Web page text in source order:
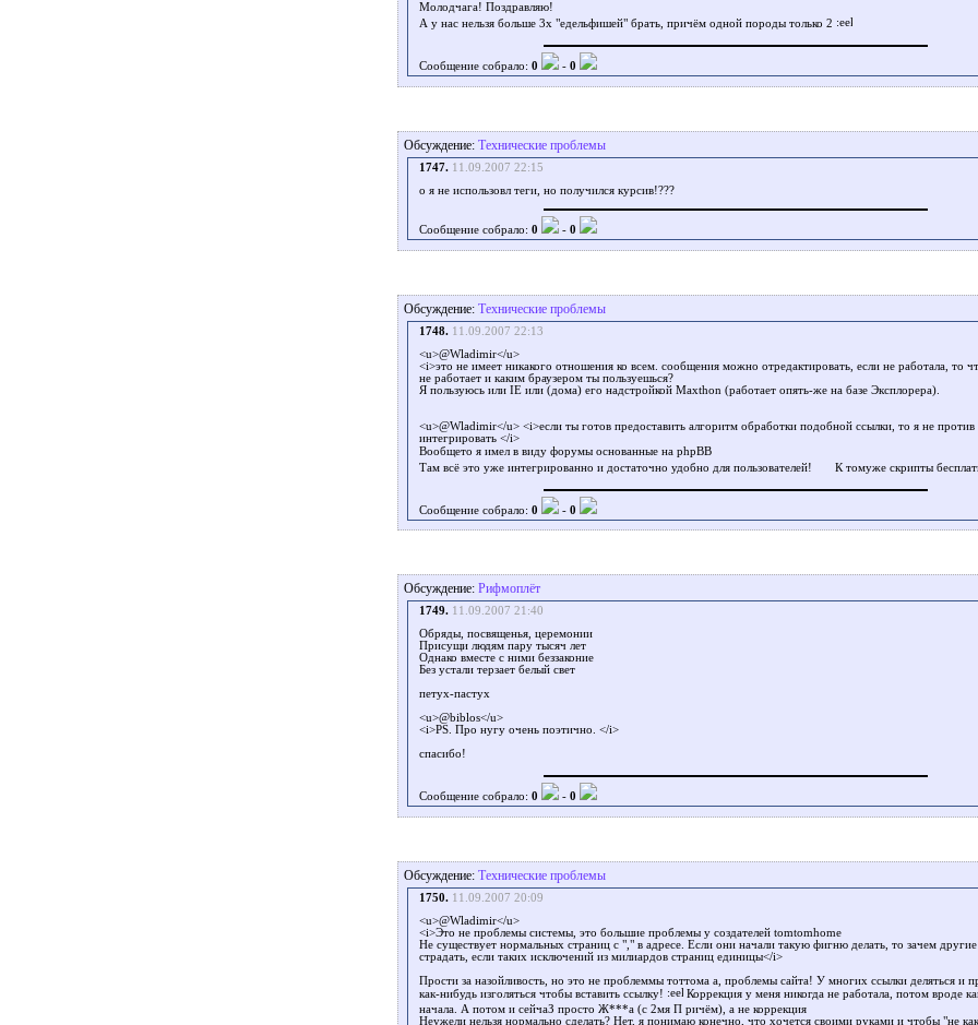
Молодчага! Поздравляю!
А у нас нельзя больше 3х "едельфишей" брать, причём одной породы только 2
Сообщение собрало: 0 - 0
Обсуждение: Технические проблемы
1747. 11.09.2007 22:15
о я не использовл теги, но получился курсив!???
Сообщение собрало: 0 - 0
Обсуждение: Технические проблемы
1748. 11.09.2007 22:13
<u>@Wladimir</u>
<i>это не имеет никакого отношения ко всем. сообщения можно отредактировать, если не работала, то
не работает и каким браузером ты пользуешься?
Я пользуюсь или IE или (дома) его надстройкой Maxthon (работает опять-же на базе Эксплорера).
<u>@Wladimir</u> <i>если ты готов предоставить алгоритм обработки подобной ссылки, то я не против
интегрировать </i>
Вообщето я имел в виду форумы основанные на phpBB
Там всё это уже интегрированно и достаточно удобно для пользователей!
К томуже скрипты
Сообщение собрало: 0 - 0
Обсуждение: Рифмоплёт
1749. 11.09.2007 21:40
Обряды, посвященья, церемонии
Присущи людям пару тысяч лет
Однако вместе с ними беззаконие
Без устали терзает белый свет
петух-пастух
<u>@biblos</u>
<i>PS. Про нугу очень поэтично. </i>
спасибо!
Сообщение собрало: 0 - 0
Обсуждение: Технические проблемы
1750. 11.09.2007 20:09
<u>@Wladimir</u>
<i>Это не проблемы системы, это большие проблемы у создателей tomtomhome
Не существует нормальных страниц с "," в адресе. Если они начали такую фигню делать, то зачем
страдать, если таких исключений из милиардов страниц единицы</i>
Прости за назойливость, но это не проблеммы тоттома а, проблемы сайта! У многих ссылки деляться и
как-нибудь изголяться чтобы вставить ссылку!
Коррекция у меня никогда не работала, потом вроде
начала. А потом и сейчаЗ просто Ж***а (с 2мя П ричём), а не коррекция
Неужели нельзя нормально сделать? Нет, я понимаю конечно, что хочется своими руками и чтобы "не